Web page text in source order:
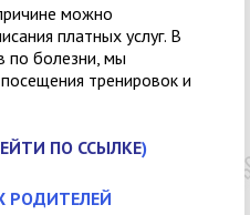
можно
платных услуг. В
по болезни, мы
тренировок и
ПО ССЫЛКЕ)
РОДИТЕЛЕЙ